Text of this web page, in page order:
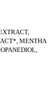
MENTHA